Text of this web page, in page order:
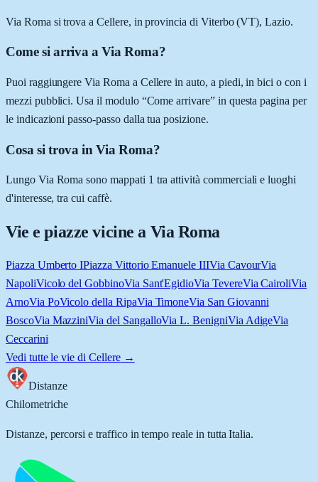
Via Roma si trova a Cellere, in provincia di Viterbo (VT), Lazio.
Come si arriva a Via Roma?
Puoi raggiungere Via Roma a Cellere in auto, a piedi, in bici o con i
mezzi pubblici. Usa il modulo “Come arrivare” in questa pagina per
le indicazioni passo-passo dalla tua posizione.
Cosa si trova in Via Roma?
Lungo Via Roma sono mappati 1 tra attività commerciali e luoghi
d'interesse, tra cui caffè.
Vie e piazze vicine a Via Roma
Piazza Umberto IPiazza Vittorio Emanuele IIIVia CavourVia
NapoliVicolo del GobbinoVia Sant'EgidioVia TevereVia CairoliVia
ArnoVia PoVicolo della RipaVia TimoneVia San Giovanni
BoscoVia MazziniVia del SangalloVia L. BenigniVia AdigeVia
Ceccarini
Vedi tutte le vie di Cellere→
Distanze
Chilometriche
Distanze, percorsi e traffico in tempo reale in tutta Italia.